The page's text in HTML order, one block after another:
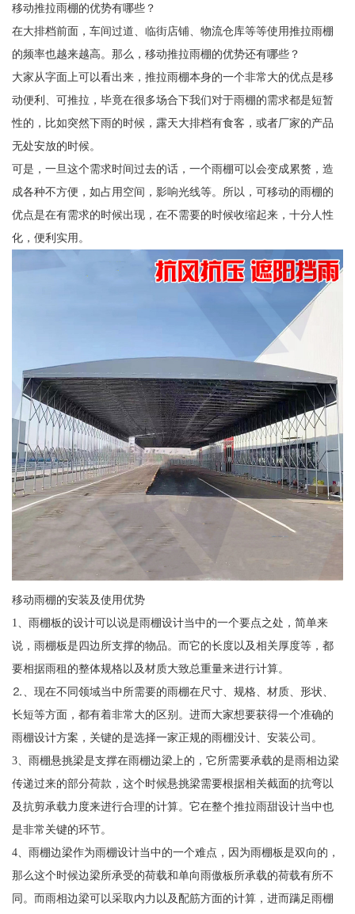
移动推拉雨棚的优势有哪些？
在大排档前面，车间过道、临街店铺、物流仓库等等使用推拉雨棚
的频率也越来越高。那么，移动推拉雨棚的优势还有哪些？
大家从字面上可以看出来，推拉雨棚本身的一个非常大的优点是移
动便利、可推拉，毕竟在很多场合下我们对于雨棚的需求都是短暂
性的，比如突然下雨的时候，露天大排档有食客，或者厂家的产品
无处安放的时候。
可是，一旦这个需求时间过去的话，一个雨棚可以会变成累赘，造
成各种不方便，如占用空间，影响光线等。所以，可移动的雨棚的
优点是在有需求的时候出现，在不需要的时候收缩起来，十分人性
化，便利实用。
移动雨棚的安装及使用优势
1、雨棚板的设计可以说是雨棚设计当中的一个要点之处，简单来
说，雨棚板是四边所支撑的物品。而它的长度以及相关厚度等，都
要相据雨租的整体规格以及材质大致总重量来进行计算。
⒉、现在不同领域当中所需要的雨棚在尺寸、规格、材质、形状、
长短等方面，都有着非常大的区别。进而大家想要获得一个准确的
雨棚设计方案，关键的是选择一家正规的雨棚没计、安装公司。
3、雨棚悬挑梁是支撑在雨棚边梁上的，它所需要承载的是雨相边梁
传递过来的部分荷款，这个时候悬挑梁需要根据相关截面的抗弯以
及抗剪承载力度来进行合理的计算。它在整个推拉雨甜设计当中也
是非常关键的环节。
4、雨棚边梁作为雨棚设计当中的一个难点，因为雨棚板是双向的，
那么这个时候边梁所承受的荷载和单向雨傲板所承载的荷载有所不
同。而雨相边梁可以采取内力以及配筋方面的计算，进而蹒足雨棚